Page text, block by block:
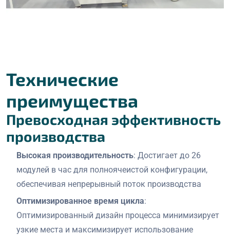
Технические
преимущества
Превосходная эффективность
производства
Высокая производительность: Достигает до 26
модулей в час для полноячеистой конфигурации,
обеспечивая непрерывный поток производства
Оптимизированное время цикла:
Оптимизированный дизайн процесса минимизирует
узкие места и максимизирует использование